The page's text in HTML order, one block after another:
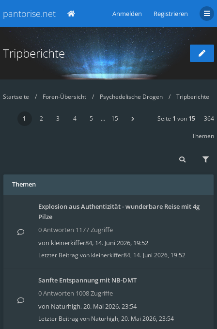
pantorise.net Anmelden Registrieren
Tripberichte
Startseite Foren-Übersicht Psychedelische Drogen Tripberichte
1 2 3 4 5 … 15 Seite 1 von 15 364
Themen
Themen
Explosion aus Authentizität - wunderbare Reise mit 4g
Pilze
0 Antworten 1177 Zugriffe
von kleinerkiffer84, 14. Juni 2026, 19:52
Letzter Beitrag von kleinerkiffer84, 14. Juni 2026, 19:52
Sanfte Entspannung mit NB-DMT
0 Antworten 1008 Zugriffe
von Naturhigh,20. Mai 2026, 23:54
Letzter Beitrag von Naturhigh, 20. Mai 2026, 23:54